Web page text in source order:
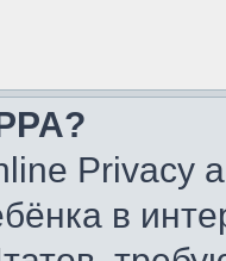
Privacy
в